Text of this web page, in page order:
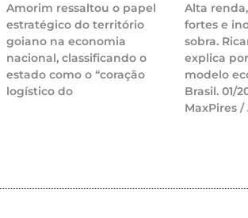
Amorim ressaltou o papel
estratégico do território
goiano na economia
nacional, classificando o
estado como o “coração
logístico do
Alta
fortes e
sobra.
explica
modelo
Brasil. 01/
MaxPires /